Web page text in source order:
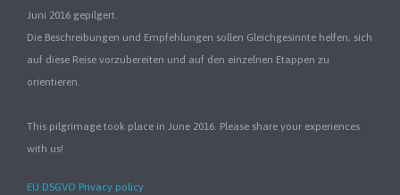
Juni 2016 gepilgert.
Die Beschreibungen und Empfehlungen sollen Gleichgesinnte helfen, sich
auf diese Reise vorzubereiten und auf den einzelnen Etappen zu
orientieren.
This pilgrimage took place in June 2016. Please share your experiences
with us!
EU DSGVO Privacy policy